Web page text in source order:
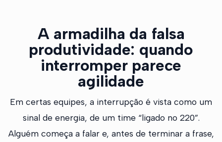
A armadilha da falsa
produtividade: quando
interromper parece
agilidade
Em certas equipes, a interrupção é vista como um
sinal de energia, de um time “ligado no 220”.
Alguém começa a falar e, antes de terminar a frase,